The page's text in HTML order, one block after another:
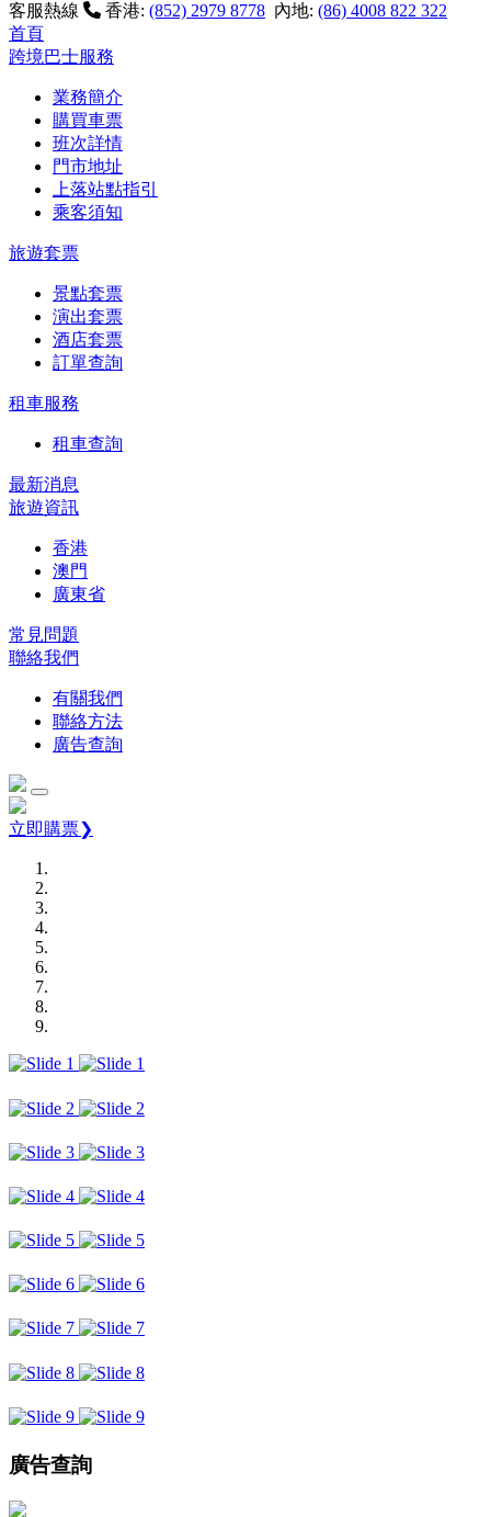
客服熱線
香港: (852) 2979 8778 內地: (86) 4008 822 322
首頁
跨境巴士服務
業務簡介
購買車票
班次詳情
門市地址
上落站點指引
乘客須知
旅遊套票
景點套票
演出套票
酒店套票
訂單查詢
租車服務
租車查詢
最新消息
旅遊資訊
香港
澳門
廣東省
常見問題
聯絡我們
有關我們
聯絡方法
廣告查詢
立即購票❯
廣告查詢